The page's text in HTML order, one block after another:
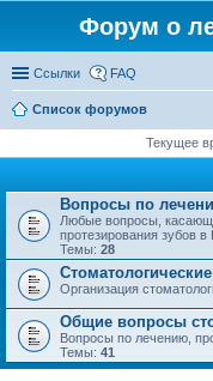
Форум о
Ссылки FAQ
Список форумов
Текущее
Вопросы по
Любые вопросы,
протезирования зубов в
Темы: 28
Организация
Общие вопросы
Вопросы по лечению,
Темы: 41